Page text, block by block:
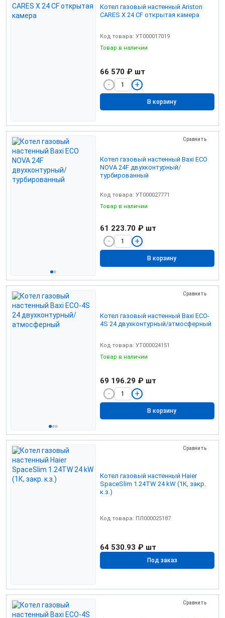
Котел газовый настенный Ariston
CARES X 24 CF открытая камера
Код товара: УТ000017019
Товар в наличии
66 570 ₽ шт
В корзину
Сравнить
Котел газовый настенный Baxi ЕСО
NOVA 24F двухконтурный/
турбированный
Код товара: УТ000027771
Товар в наличии
61 223.70 ₽ шт
В корзину
Сравнить
Котел газовый настенный Baxi ECO-
4S 24 двухконтурный/атмосферный
Код товара: УТ000024151
Товар в наличии
69 196.29 ₽ шт
В корзину
Сравнить
Котел газовый настенный Haier
SpaceSlim 1.24TW 24 kW (1К, закр.
к.з.)
Код товара: ПЛ000025187
64 530.93 ₽ шт
Под заказ
Сравнить